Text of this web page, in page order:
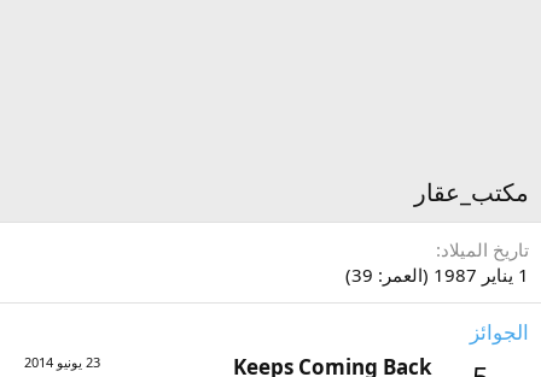
مكتب_عقار
تاريخ الميلاد
1 يناير 1987 (العمر: 39)
الجوائز
23 يونيو 2014 Keeps Coming Back